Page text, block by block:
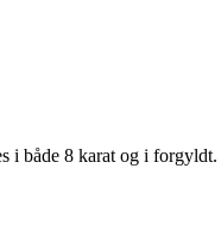
i både 8 karat og i forgyldt.